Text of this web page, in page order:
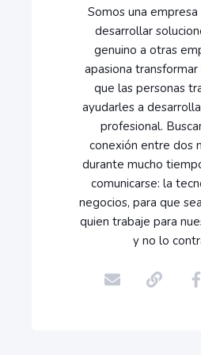
Somos una
desarrollar
genuino a otras
apasiona
que las personas
ayudarles a
profesional.
conexión entre dos
durante mucho
comunicarse: la
negocios, para que
quien trabaje para
y no lo